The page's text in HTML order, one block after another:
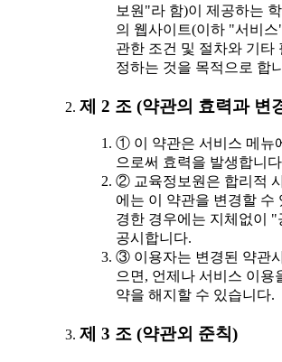
보원"라 함)이 제공하는
의 웹사이트(이하 "서비스
관한 조건 및 절차와 기타
정하는 것을 목적으로 합
제 2 조 (약관의 효력과 변
① 이 약관은 서비스 메뉴
으로써 효력을 발생합니
② 교육정보원은 합리적
에는 이 약관을 변경할 수
경한 경우에는 지체없이 "
공시합니다.
③ 이용자는 변경된 약관
으면, 언제나 서비스 이용
약을 해지할 수 있습니다.
제 3 조 (약관외 준칙)